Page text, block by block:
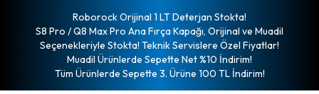
Roborock Orijinal 1 LT Deterjan Stokta!
S8 Pro / Q8 Max Pro Ana Fırça Kapağı, Orijinal ve Muadil
Seçenekleriyle Stokta! Teknik Servislere Özel Fiyatlar!
Muadil Ürünlerde Sepette Net %10 İndirim!
Tüm Ürünlerde Sepette 3. Ürüne 100 TL İndirim!